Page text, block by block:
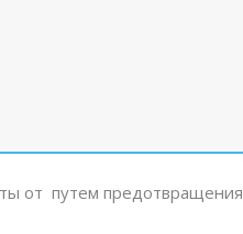
от путем предотвращения